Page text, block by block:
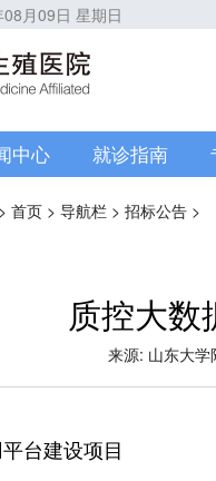
月09日 星期日
中心 就诊指南
> 首页 > 导航栏 > 招标公告 >
质控大
来源: 山东大
台建设项目